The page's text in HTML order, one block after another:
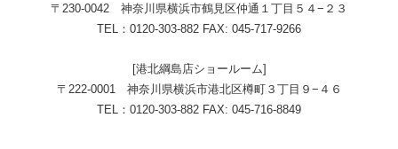
〒230-0042 神奈川県横浜市鶴見区仲通１丁目５４−２３
TEL：0120-303-882 FAX: 045-717-9266
[港北綱島店ショールーム]
〒222-0001 神奈川県横浜市港北区樽町３丁目９−４６
TEL：0120-303-882 FAX: 045-716-8849